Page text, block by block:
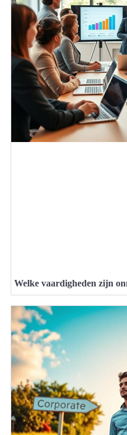
Welke vaardigheden zijn